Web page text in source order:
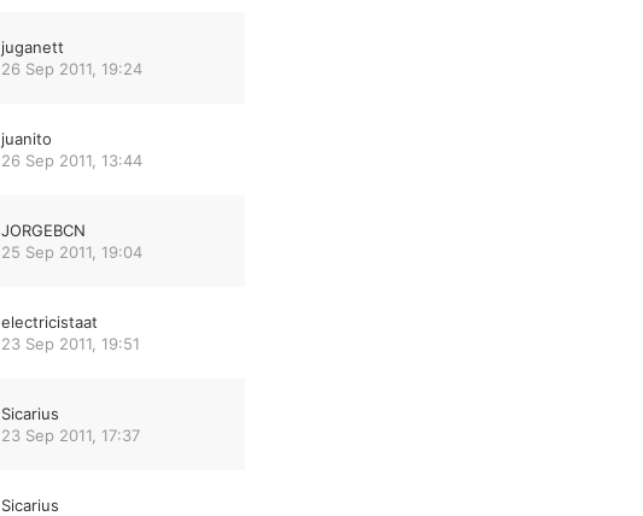
juganett
26 Sep 2011, 19:24
juanito
26 Sep 2011, 13:44
JORGEBCN
25 Sep 2011, 19:04
electricistaat
23 Sep 2011, 19:51
Sicarius
23 Sep 2011, 17:37
Sicarius